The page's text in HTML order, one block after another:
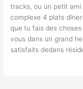
tracks, ou un petit
complexe 4 plats
que tu fais des
vous dans un grand
satisfaits dedans